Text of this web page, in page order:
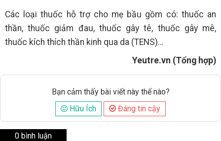
Các loại thuốc hỗ trợ cho mẹ bầu gồm có: thuốc an
thần, thuốc giảm đau, thuốc gây tê, thuốc gây mê,
thuốc kích thích thần kinh qua da (TENS)…
Yeutre.vn (Tổng hợp)
Bạn cảm thấy bài viết này thế nào?
Hữu Ích
Đáng tin cậy
0 bình luận